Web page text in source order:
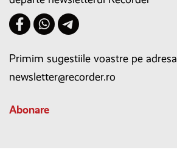
Primim sugestiile voastre pe adresa
newsletter@recorder.ro
Abonare